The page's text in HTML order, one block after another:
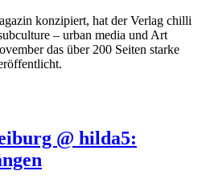
konzipiert, hat der Verlag chilli
– urban media und Art
das über 200 Seiten starke
@ hilda5: